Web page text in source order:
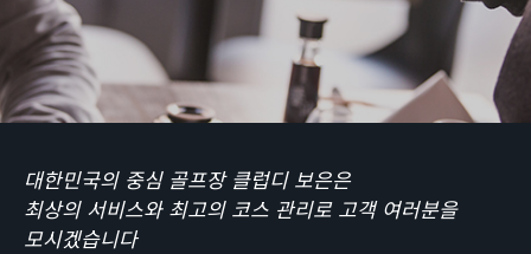
대한민국의 중심 골프장 클럽디 보은은
최상의 서비스와 최고의 코스 관리로 고객 여러분을
모시겠습니다